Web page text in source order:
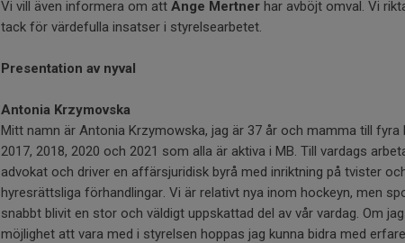
Vi vill även informera om att Ange Mertner har avböjt omval. Vi
tack för värdefulla insatser i styrelsearbetet.
Presentation av nyval
Antonia Krzymovska
Mitt namn är Antonia Krzymowska, jag är 37 år och mamma till fyra
2017, 2018, 2020 och 2021 som alla är aktiva i MB. Till vardags
advokat och driver en affärsjuridisk byrå med inriktning på tvister
hyresrättsliga förhandlingar. Vi är relativt nya inom hockeyn, men
snabbt blivit en stor och väldigt uppskattad del av vår vardag. Om
möjlighet att vara med i styrelsen hoppas jag kunna bidra med